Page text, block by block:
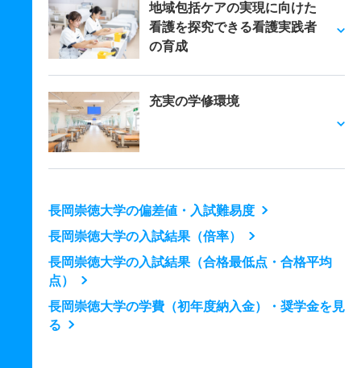
地域包括ケアの実現に向けた
看護を探究できる看護実践者
の育成
充実の学修環境
長岡崇徳大学の偏差値・入試難易度
長岡崇徳大学の入試結果（倍率）
長岡崇徳大学の入試結果（合格最低点・合格平均
点）
長岡崇徳大学の学費（初年度納入金）・奨学金を見
る